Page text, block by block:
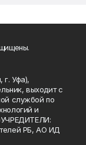
г. Уфа),
выходит с
службой по
и
РБ, АО ИД